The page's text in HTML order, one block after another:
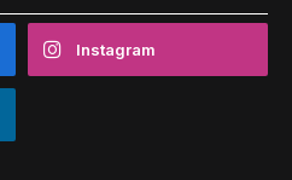
Instagram